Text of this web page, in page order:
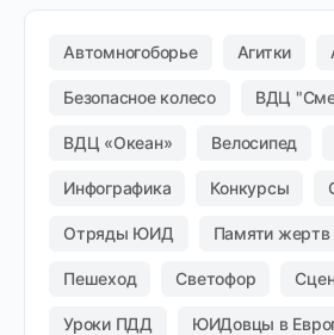
Автомногоборье Агитки
Безопасное колесо ВДЦ
ВДЦ «Океан» Велосипед
Инфографика Конкурсы
Отряды ЮИД Памяти
Пешеход Светофор
Уроки ПДД ЮИДовцы в